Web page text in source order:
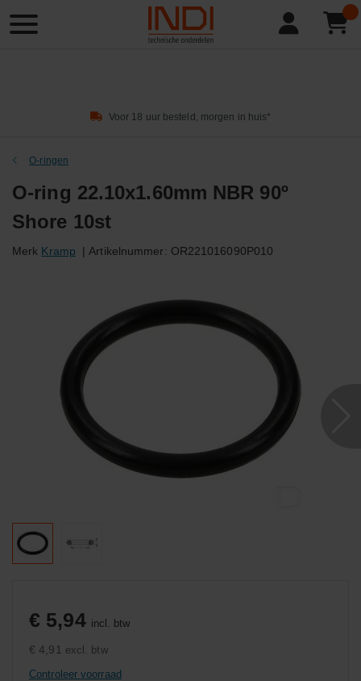
Product
zoeken
Voor 18 uur besteld, morgen in huis*
O-ringen
O-ring 22.10x1.60mm NBR 90º
Shore 10st
Merk Kramp | Artikelnummer: OR221016090P010
€ 5,94 incl. btw
€ 4,91 excl. btw
Controleer voorraad